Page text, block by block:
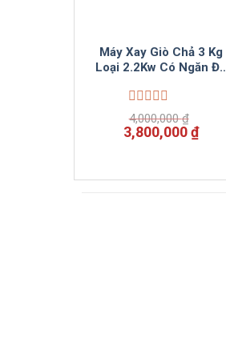
Máy Xay Giò Chả 3 Kg
Loại 2.2Kw Có Ngăn Đá
Được
xếp
hạng
sao
4,000,000₫
Giá
gốc
3,800,000₫Giá
hiện